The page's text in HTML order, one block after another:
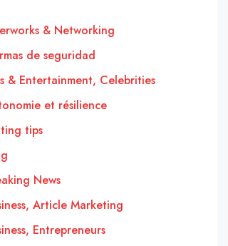
& Networking
de seguridad
& Entertainment, Celebrities
et résilience
tips
News
Article Marketing
Entrepreneurs